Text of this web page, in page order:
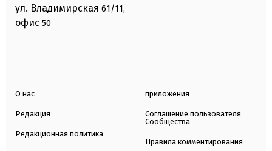
ул. Владимирская 61/11,
офис 50
О нас
Редакция
Редакционная политика
приложения
Соглашение пользователя
Сообщества
Правила комментирования